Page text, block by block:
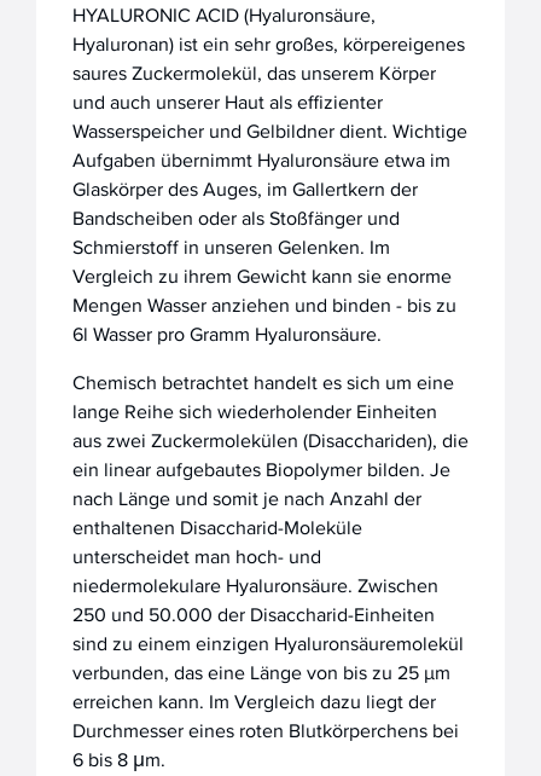
HYALURONIC ACID (Hyaluronsäure,
Hyaluronan) ist ein sehr großes, körpereigenes
saures Zuckermolekül, das unserem Körper
und auch unserer Haut als effizienter
Wasserspeicher und Gelbildner dient. Wichtige
Aufgaben übernimmt Hyaluronsäure etwa im
Glaskörper des Auges, im Gallertkern der
Bandscheiben oder als Stoßfänger und
Schmierstoff in unseren Gelenken. Im
Vergleich zu ihrem Gewicht kann sie enorme
Mengen Wasser anziehen und binden - bis zu
6l Wasser pro Gramm Hyaluronsäure.
Chemisch betrachtet handelt es sich um eine
lange Reihe sich wiederholender Einheiten
aus zwei Zuckermolekülen (Disacchariden), die
ein linear aufgebautes Biopolymer bilden. Je
nach Länge und somit je nach Anzahl der
enthaltenen Disaccharid-Moleküle
unterscheidet man hoch- und
niedermolekulare Hyaluronsäure. Zwischen
250 und 50.000 der Disaccharid-Einheiten
sind zu einem einzigen Hyaluronsäuremolekül
verbunden, das eine Länge von bis zu 25 µm
erreichen kann. Im Vergleich dazu liegt der
Durchmesser eines roten Blutkörperchens bei
6 bis 8 μm.